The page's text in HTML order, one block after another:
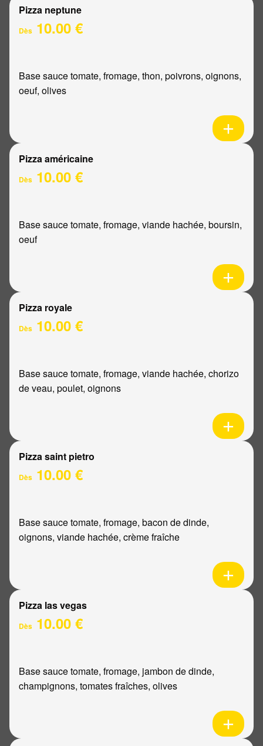
Pizza neptune
Dès 10.00 €
Base sauce tomate, fromage, thon, poivrons, oignons,
oeuf, olives
Pizza américaine
Dès 10.00 €
Base sauce tomate, fromage, viande hachée, boursin,
oeuf
Pizza royale
Dès 10.00 €
Base sauce tomate, fromage, viande hachée, chorizo
de veau, poulet, oignons
Pizza saint pietro
Dès 10.00 €
Base sauce tomate, fromage, bacon de dinde,
oignons, viande hachée, crème fraîche
Pizza las vegas
Dès 10.00 €
Base sauce tomate, fromage, jambon de dinde,
champignons, tomates fraîches, olives